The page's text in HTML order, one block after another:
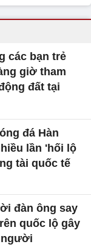
các bạn trẻ
giờ tham
đất tại
đá Hàn
lần 'hối lộ
tài quốc tế
đàn ông say
quốc lộ gây
người